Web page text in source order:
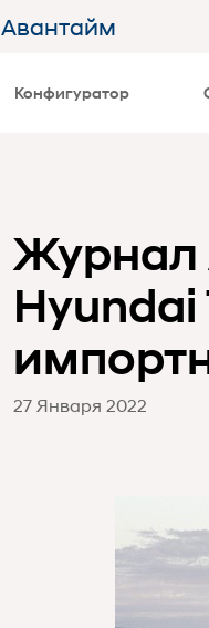
Авантайм
Конфигуратор
Журнал
27 Января 2022